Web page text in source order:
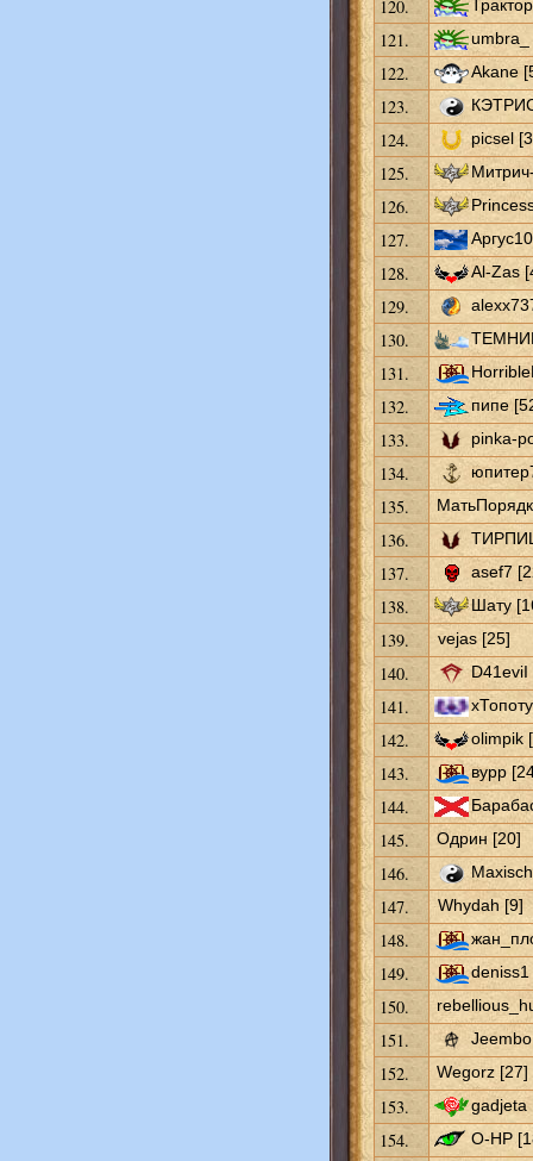
120.
121. umbra_
122. Akane
123.
124. picsel
125.
126.
127.
128. Al-Zas
129.
130.
131.
132. пипе
133. pinka-
134.
135.
136.
137. asef7
138. Шату
139. vejas [25]
140. D41eviI
141.
142. olimpik
143. вурр
144.
145. Одрин [20]
146.
147. Whydah [9]
148.
149.
150.
151.
152. Wegorz [27]
153. gadjeta
154. О-НР